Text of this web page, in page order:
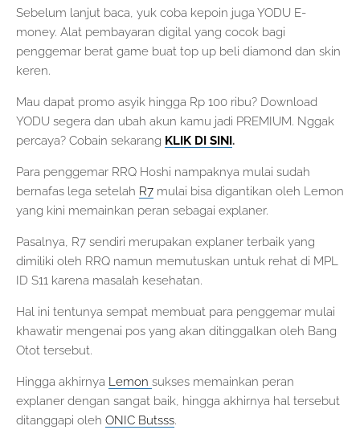
Sebelum lanjut baca, yuk coba kepoin juga YODU E-
money. Alat pembayaran digital yang cocok bagi
penggemar berat game buat top up beli diamond dan skin
keren.
Mau dapat promo asyik hingga Rp 100 ribu? Download
YODU segera dan ubah akun kamu jadi PREMIUM. Nggak
percaya? Cobain sekarang KLIK DI SINI.
Para penggemar RRQ Hoshi nampaknya mulai sudah
bernafas lega setelah R7 mulai bisa digantikan oleh Lemon
yang kini memainkan peran sebagai explaner.
Pasalnya, R7 sendiri merupakan explaner terbaik yang
dimiliki oleh RRQ namun memutuskan untuk rehat di MPL
ID S11 karena masalah kesehatan.
Hal ini tentunya sempat membuat para penggemar mulai
khawatir mengenai pos yang akan ditinggalkan oleh Bang
Otot tersebut.
Hingga akhirnya Lemon sukses memainkan peran
explaner dengan sangat baik, hingga akhirnya hal tersebut
ditanggapi oleh ONIC Butsss.